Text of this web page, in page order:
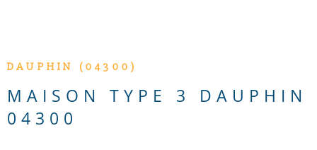
DAUPHIN (04300)
MAISON TYPE 3 DAUPHIN
04300